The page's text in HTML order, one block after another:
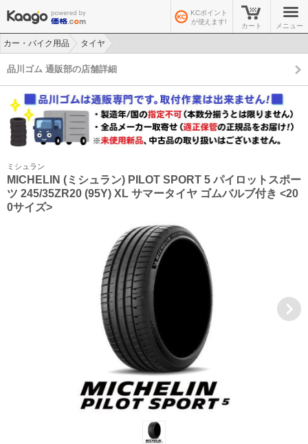
KCポイント
が使えます!
カート メニュー
カー・バイク用品
タイヤ
品川ゴム 通販部の店舗詳細
ミシュラン
MICHELIN (ミシュラン) PILOT SPORT 5 パイロットスポー
ツ 245/35ZR20 (95Y) XL サマータイヤ ゴムバルブ付き <20
0サイズ>